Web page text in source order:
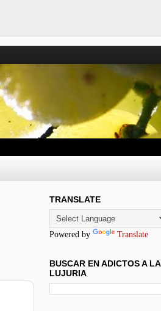
TRANSLATE
Powered by Translate
BUSCAR EN ADICTOS A LA
LUJURIA